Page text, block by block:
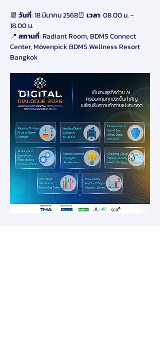
📆 วันที่: 18 มีนาคม 2568⏰ เวลา: 08.00 น. -
18.00 น.
📍 สถานที่:Radiant Room, BDMS Connect
Center, Mövenpick BDMS Wellness Resort
Bangkok